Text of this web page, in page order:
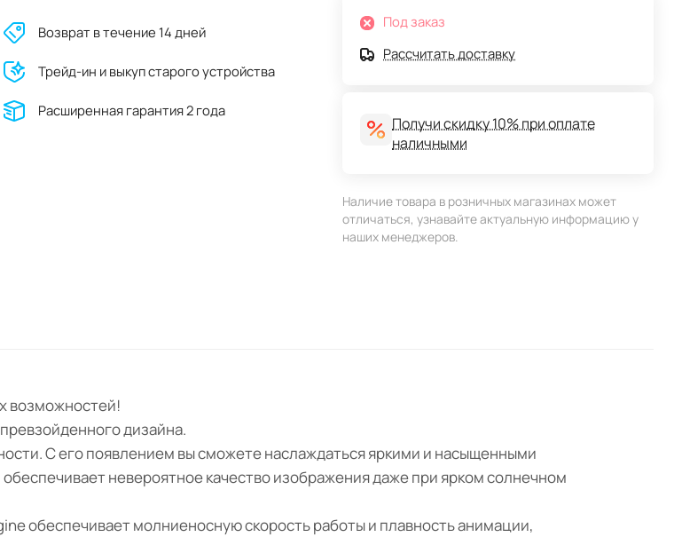
Возврат в течение 14 дней
Трейд-ин и выкуп старого устройства
Расширенная гарантия 2 года
Под заказ
Рассчитать доставку
Получи скидку 10% при оплате
наличными
Наличие товара в розничных магазинах может
отличаться, узнавайте актуальную информацию у
наших менеджеров.
возможностей!
дизайна.
С его появлением вы сможете наслаждаться яркими и насыщенными
невероятное качество изображения даже при ярком солнечном
обеспечивает молниеносную скорость работы и плавность анимации,